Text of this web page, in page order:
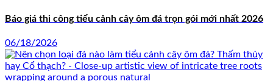
Báo giá thi công tiểu cảnh cây ôm đá trọn gói mới nhất 2026
06/18/2026